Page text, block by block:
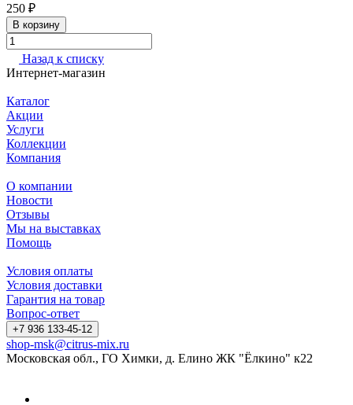
250 ₽
В корзину
Назад к списку
Интернет-магазин
Каталог
Акции
Услуги
Коллекции
Компания
О компании
Новости
Отзывы
Мы на выставках
Помощь
Условия оплаты
Условия доставки
Гарантия на товар
Вопрос-ответ
+7 936 133-45-12
shop-msk@citrus-mix.ru
Московская обл., ГО Химки, д. Елино ЖК "Ёлкино" к22